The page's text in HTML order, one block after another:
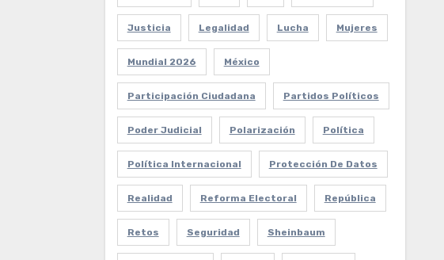
Justicia Legalidad Lucha Mujeres
Mundial 2026 México
Participación Ciudadana Partidos Políticos
Poder Judicial Polarización Política
Política Internacional Protección De Datos
Realidad Reforma Electoral República
Retos Seguridad Sheinbaum